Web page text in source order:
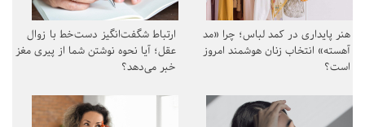
هنر پایداری در کمد لباس؛ چرا «مد
آهسته» انتخاب زنان هوشمند امروز
است؟
ارتباط شگفت‌انگیز دست‌خط با زوال
عقل؛ آیا نحوه نوشتن شما از پیری مغز
خبر می‌دهد؟